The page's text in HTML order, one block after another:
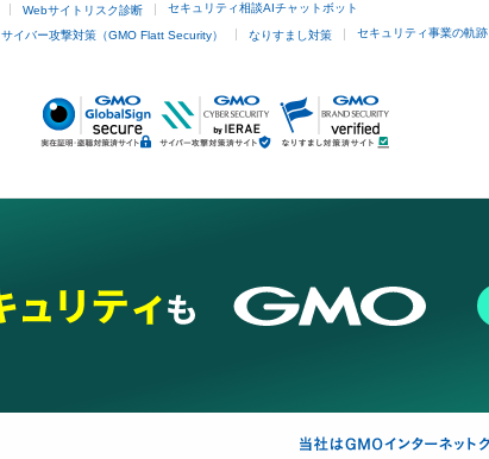
Webサイトリスク診断 セキュリティ相談AIチャットボット
サイバー攻撃対策（GMO Flatt Security） なりすまし対策 セキュリティ事業の軌跡